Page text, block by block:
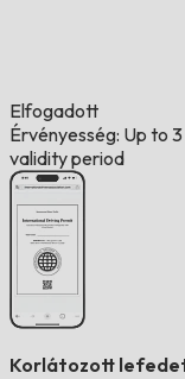
Elfogadott
Érvényesség: Up to
validity period
Korlátozott